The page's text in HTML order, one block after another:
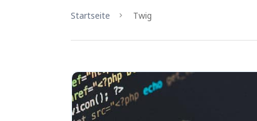
Startseite
Twig